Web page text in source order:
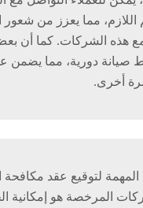
مما يعزز من شعور
مع هذه الشركات. كما أن
صيانة دورية، مما يضمن
أخرى.
المهمة لتوقيع عقد
المرخصة هو إمكانية